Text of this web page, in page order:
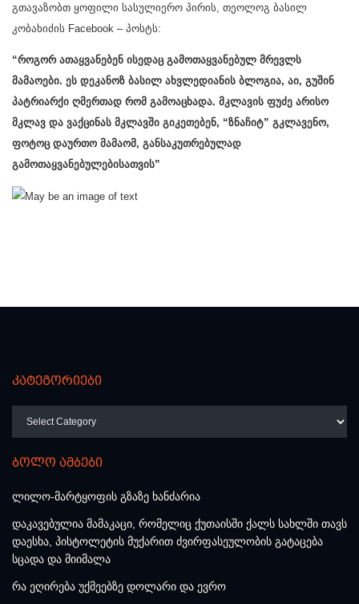
გთავაზობთ ყოფილი სასულიერო პირის, თეოლოგ ბასილ
კობახიძის Facebook – პოსტს:
“როგორ ათაყვანებენ ისედაც გამოთაყვანებულ მრევლს
მამაოები. ეს დეკანოზ ბასილ ახვლედიანის ბლოგია, აი, გუშინ
პატრიარქი ღმერთად რომ გამოაცხადა. მკლავის ფუძე არისო
მკლავ და ვაქცინას მკლავში გიკეთებენ, “ზნაჩიტ” გკლავენო,
ფოტოც დაურთო მამაომ, განსაკუთრებულად
გამოთაყვანებულებისათვის”
კატეგორიები
ბოლო ამბები
ლილო-მარტყოფის გზაზე ხანძარია
დაკავებულია მამაკაცი, რომელიც ქუთაისში ქალს სახლში თავს
დაესხა, პისტოლეტის მუქარით ძვირფასეულობის გატაცება
სცადა და მიიმალა
რა ეღირება უქმეებზე დოლარი და ევრო